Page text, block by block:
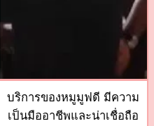
บริการของหมูมูฟดี มีความ
เป็นมืออาชีพและน่าเชื่อถือ